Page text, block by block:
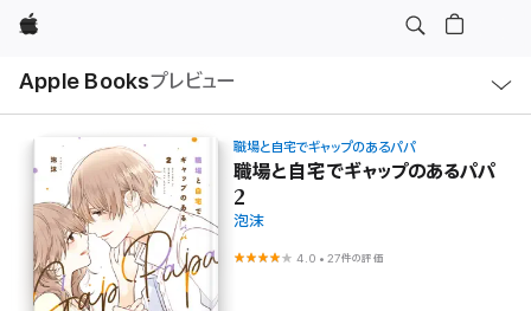
Apple
Apple Booksプレビュー
ル
職場と自宅でギャップのあるパパ
職場と自宅でギャップのあるパパ
2
泡沫
4.0 •27件の評価